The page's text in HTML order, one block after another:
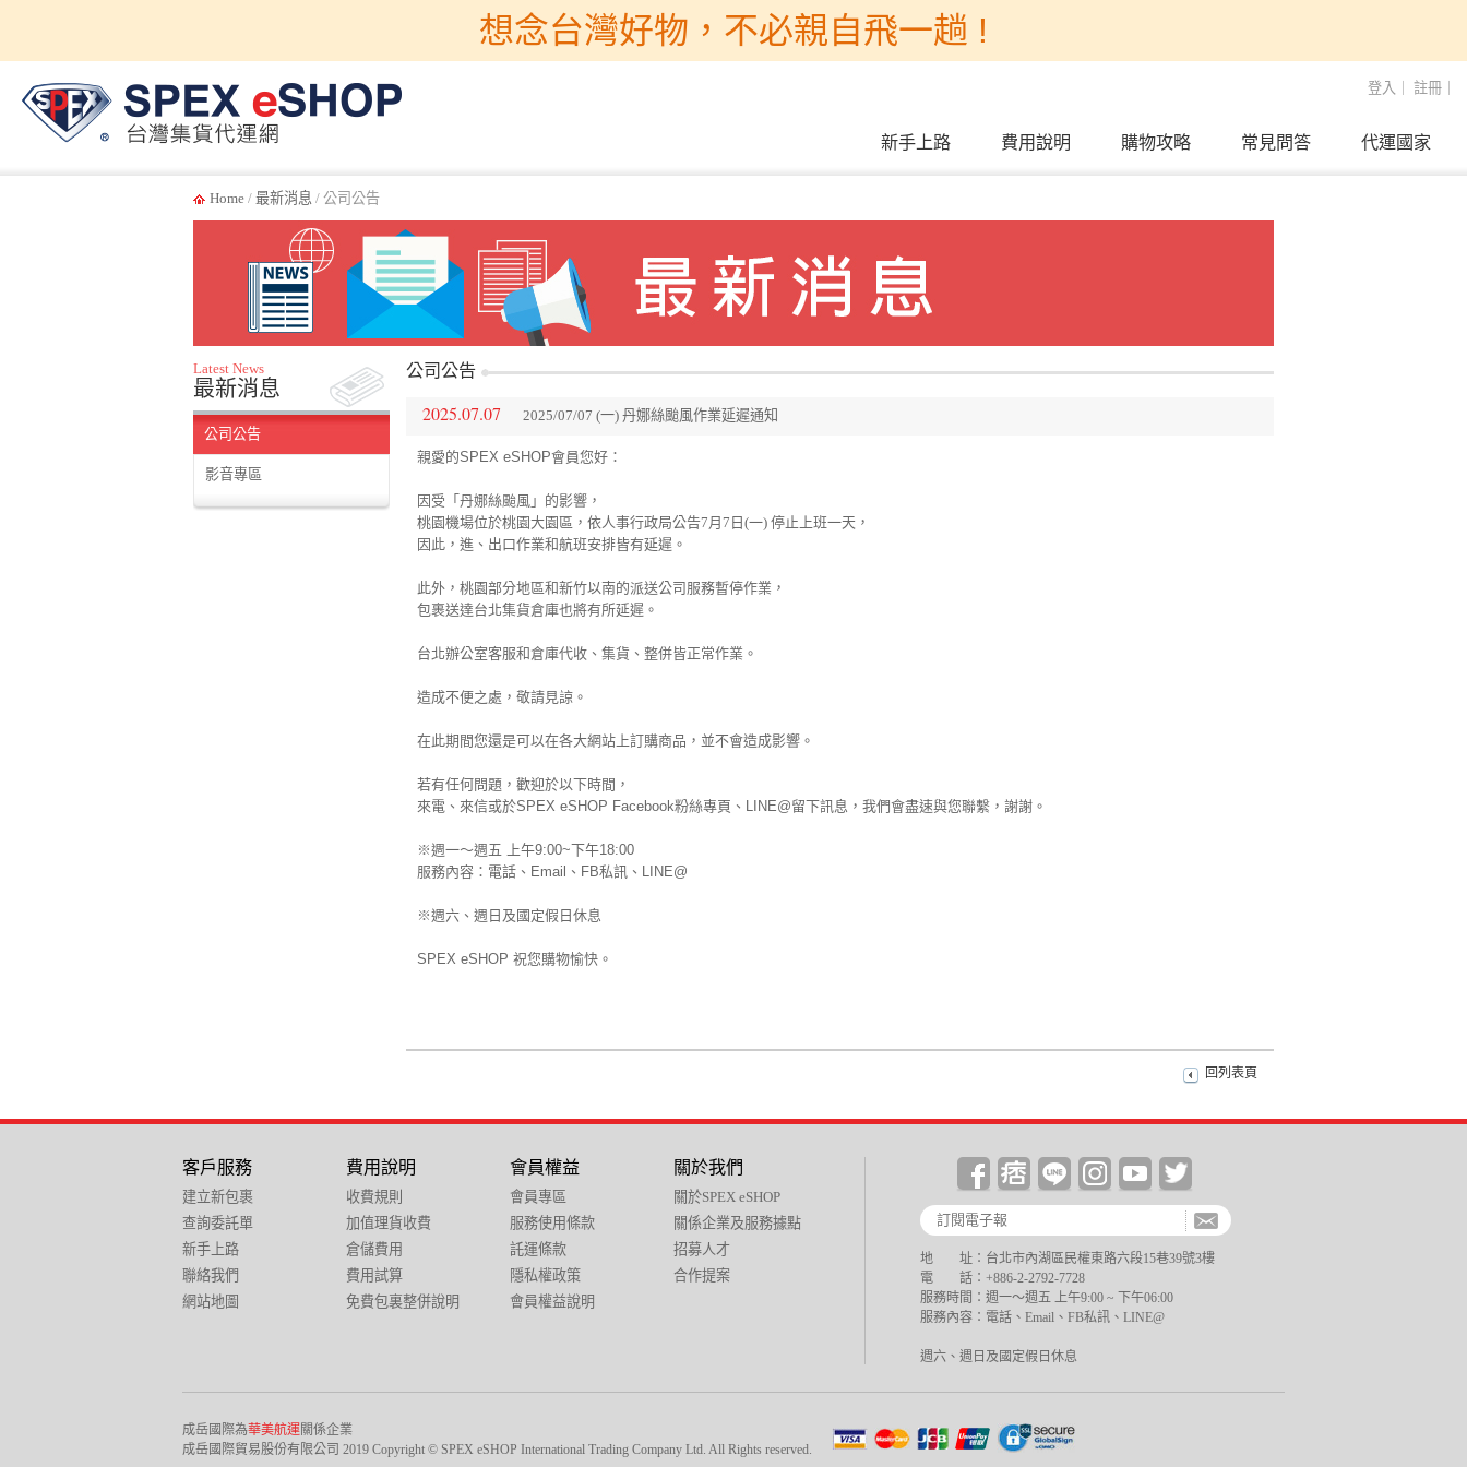
想念台灣好物，不必親自飛一趟 !
登入 註冊
代運國家
常見問答
購物攻略
費用說明
新手上路
Home / 最新消息 / 公司公告
Latest News
最新消息
公司公告
影音專區
公司公告
2025.07.07 2025/07/07 (一) 丹娜絲颱風作業延遲通知
親愛的SPEX eSHOP會員您好：
因受「 丹娜絲颱風 」的影響，
桃園機場位於桃園大園區 ， 依人事行政局公告7月7日(一) 停止上班一天 ，
因此 ， 進、出口作業和航班安排皆有延遲 。
此外 ，桃園部分地區和新竹以南的派送公司服務暫停作業 ，
包裹送達台北集貨倉庫也將有所延遲 。
台北辦公室客服和倉庫代收 、 集貨 、 整併皆正常作業 。
造成不便之處，敬請見諒。
在此期間您還是可以在各大網站上訂購商品，並不會造成影響。
若有任何問題，歡迎於以下時間，
來電、來信或於SPEX eSHOP Facebook粉絲專頁、LINE@留下訊息，我們會盡速與您聯繫，謝謝。
※週一～週五 上午9:00~下午18:00
服務內容：電話、Email、FB私訊、LINE@
※週六、 週日及國定假日休息
SPEX eSHOP 祝您購物愉快。
回列表頁
客戶服務
建立新包裹
查詢委託單
新手上路
聯絡我們
網站地圖
費用說明
收費規則
加值理貨收費
倉儲費用
費用試算
免費包裏整併說明
會員權益
會員專區
服務使用條款
託運條款
隱私權政策
會員權益說明
關於我們
關於SPEX eSHOP
關係企業及服務據點
招募人才
合作提案
地 址：台北市內湖區民權東路六段15巷39號3樓
電 話：+886-2-2792-7728
服務時間：週一～週五 上午9:00 ~ 下午06:00
服務內容：電話、Email、FB私訊、LINE@
週六、週日及國定假日休息
成岳國際為華美航運關係企業
成岳國際貿易股份有限公司 2019 Copyright © SPEX eSHOP International Trading Company Ltd. All Rights reserved.